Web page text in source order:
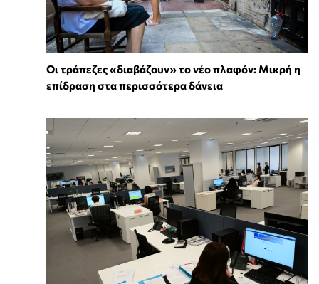
Οι τράπεζες «διαβάζουν» το νέο πλαφόν: Μικρή η
επίδραση στα περισσότερα δάνεια